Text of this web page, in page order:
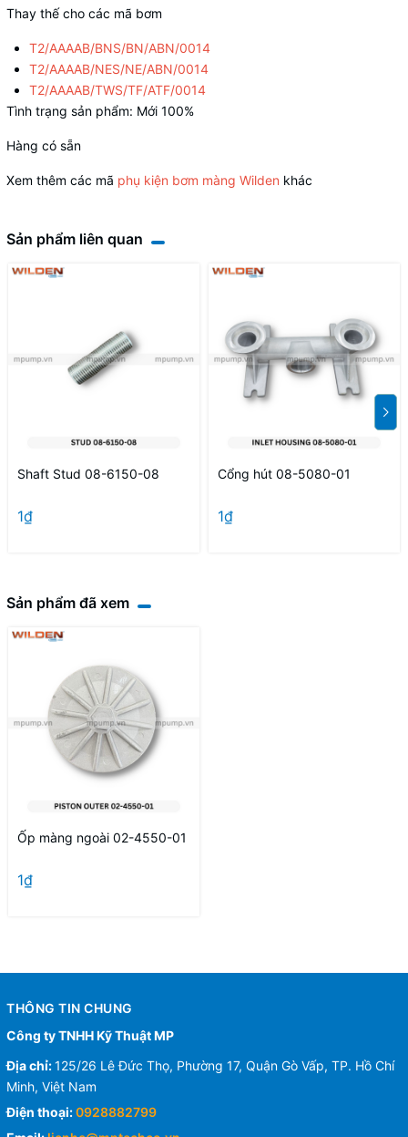
Thay thế cho các mã bơm
T2/AAAAB/BNS/BN/ABN/0014
T2/AAAAB/NES/NE/ABN/0014
T2/AAAAB/TWS/TF/ATF/0014
Tình trạng sản phẩm: Mới 100%
Hàng có sẵn
Xem thêm các mã phụ kiện bơm màng Wilden khác
Sản phẩm liên quan
Shaft Stud 08-6150-08
1₫
Cổng hút 08-5080-01
1₫
Sản phẩm đã xem
Ốp màng ngoài 02-4550-01
1₫
THÔNG TIN CHUNG
Công ty TNHH Kỹ Thuật MP
Địa chỉ:125/26 Lê Đức Thọ, Phường 17, Quận Gò Vấp, TP. Hồ Chí
Minh, Việt Nam
Điện thoại:0928882799